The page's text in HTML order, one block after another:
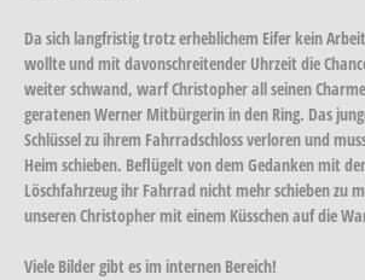
Da sich langfristig trotz erheblichem Eifer kein
wollte und mit davonschreitender Uhrzeit die
weiter schwand, warf Christopher all seinen
geratenen Werner Mitbürgerin in den Ring. Das
Schlüssel zu ihrem Fahrradschloss verloren und
Heim schieben. Beflügelt von dem Gedanken mit
Löschfahrzeug ihr Fahrrad nicht mehr schieben zu
unseren Christopher mit einem Küsschen auf die
Viele Bilder gibt es im internen Bereich!